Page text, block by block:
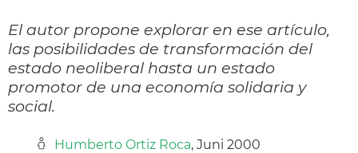
El autor propone explorar en ese artículo,
las posibilidades de transformación del
estado neoliberal hasta un estado
promotor de una economía solidaria y
social.
Humberto Ortiz Roca, Juni 2000